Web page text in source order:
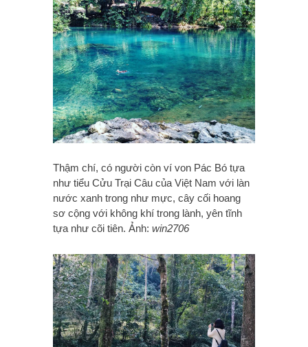
Thậm chí, có người còn ví von Pác Bó tựa
như tiểu Cửu Trại Câu của Việt Nam với làn
nước xanh trong như mực, cây cối hoang
sơ cộng với không khí trong lành, yên tĩnh
tựa như cõi tiên. Ảnh: win2706